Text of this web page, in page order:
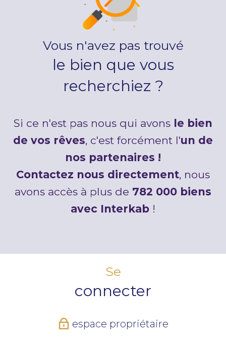
Vous n'avez pas trouvé
le bien que vous
recherchiez ?
Si ce n'est pas nous qui avons le bien
de vos rêves, c'est forcément l'un de
nos partenaires !
Contactez nous directement, nous
avons accès à plus de 782 000 biens
avec Interkab !
Se
connecter
espace propriétaire